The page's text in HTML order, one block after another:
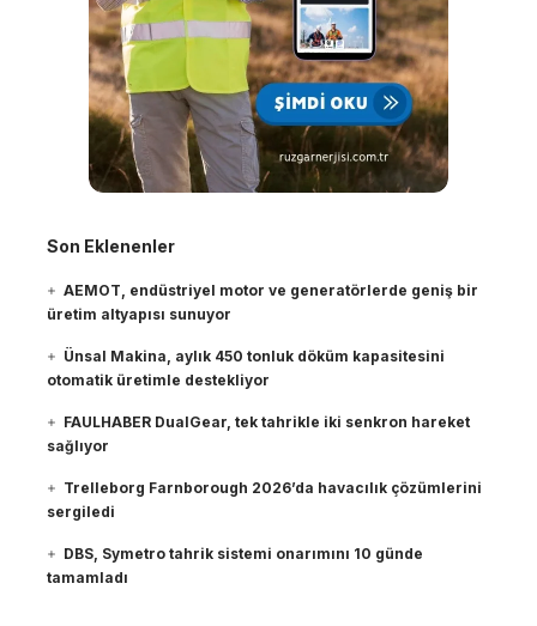
Son Eklenenler
AEMOT, endüstriyel motor ve generatörlerde geniş bir
üretim altyapısı sunuyor
Ünsal Makina, aylık 450 tonluk döküm kapasitesini
otomatik üretimle destekliyor
FAULHABER DualGear, tek tahrikle iki senkron hareket
sağlıyor
Trelleborg Farnborough 2026’da havacılık çözümlerini
sergiledi
DBS, Symetro tahrik sistemi onarımını 10 günde
tamamladı